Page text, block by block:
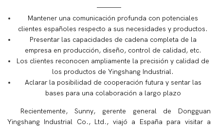
Mantener una comunicación profunda con potenciales
clientes españoles respecto a sus necesidades y productos.
Presentar las capacidades de cadena completa de la
empresa en producción, diseño, control de calidad, etc.
Los clientes reconocen ampliamente la precisión y calidad de
los productos de Yingshang Industrial.
Aclarar la posibilidad de cooperación futura y sentar las
bases para una colaboración a largo plazo
Recientemente, Sunny, gerente general de Dongguan
Yingshang Industrial Co., Ltd., viajó a España para visitar a